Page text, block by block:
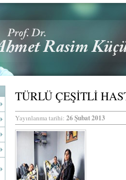
TÜRLÜ ÇEŞİTLİ
Yayınlanma tarihi: 26 Şubat 2013